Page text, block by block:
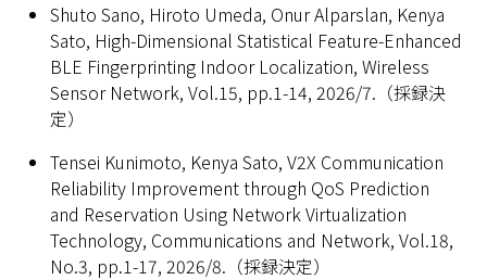
Shuto Sano, Hiroto Umeda, Onur Alparslan, Kenya
Sato, High-Dimensional Statistical Feature-Enhanced
BLE Fingerprinting Indoor Localization, Wireless
Sensor Network, Vol.15, pp.1-14, 2026/7.（採録決
定）
Tensei Kunimoto, Kenya Sato, V2X Communication
Reliability Improvement through QoS Prediction
and Reservation Using Network Virtualization
Technology, Communications and Network, Vol.18,
No.3, pp.1-17, 2026/8.（採録決定）